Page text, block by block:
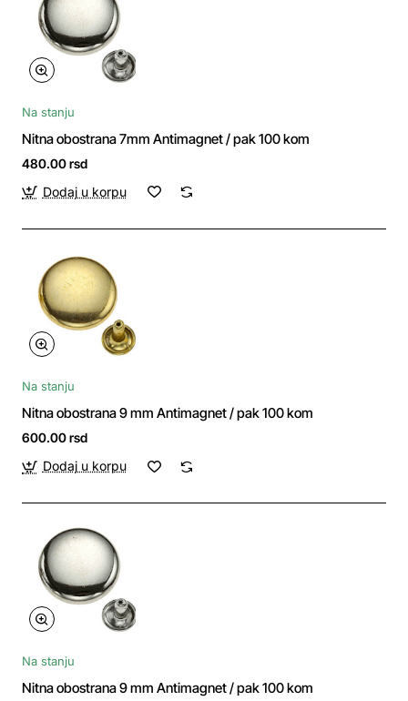
Na stanju
Nitna obostrana 7mm Antimagnet / pak 100 kom
480.00 rsd
Dodaj u korpu
Na stanju
Nitna obostrana 9 mm Antimagnet / pak 100 kom
600.00 rsd
Dodaj u korpu
Na stanju
Nitna obostrana 9 mm Antimagnet / pak 100 kom